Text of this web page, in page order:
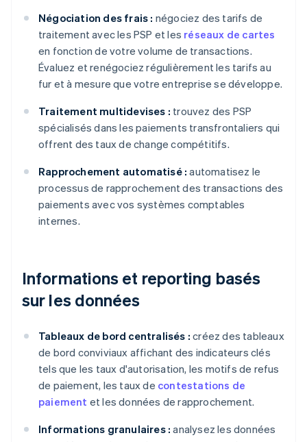
Négociation des frais : négociez des tarifs de
traitement avec les PSP et les réseaux de cartes
en fonction de votre volume de transactions.
Évaluez et renégociez régulièrement les tarifs au
fur et à mesure que votre entreprise se développe.
Traitement multidevises : trouvez des PSP
spécialisés dans les paiements transfrontaliers qui
offrent des taux de change compétitifs.
Rapprochement automatisé : automatisez le
processus de rapprochement des transactions des
paiements avec vos systèmes comptables
internes.
Informations et reporting basés
sur les données
Tableaux de bord centralisés : créez des tableaux
de bord conviviaux affichant des indicateurs clés
tels que les taux d'autorisation, les motifs de refus
de paiement, les taux de contestations de
paiement et les données de rapprochement.
Informations granulaires : analysez les données